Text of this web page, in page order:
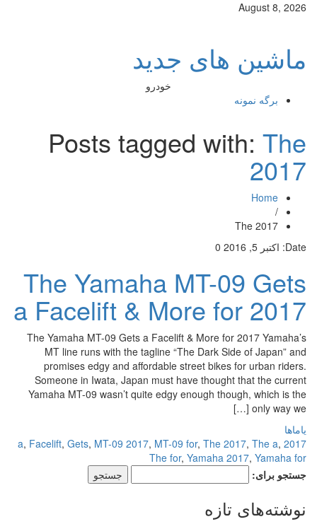
August 8, 2026
ماشین های جدید
خودرو
برگه نمونه
Posts tagged with:The
2017
Home
/
The 2017
Date: اکتبر 5, 2016 0
The Yamaha MT-09 Gets
a Facelift & More for 2017
The Yamaha MT-09 Gets a Facelift & More for 2017 Yamaha’s
MT line runs with the tagline “The Dark Side of Japan” and
promises edgy and affordable street bikes for urban riders.
Someone in Iwata, Japan must have thought that the current
Yamaha MT-09 wasn’t quite edgy enough though, which is the
only way we […]
یاماها
2017 a
,Facelift,Gets,MT-09 2017,MT-09 for,The 2017,The a,
The for,Yamaha 2017,Yamaha for
جستجو برای:
نوشته‌های تازه